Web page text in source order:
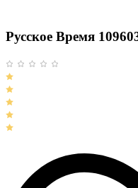
Русское Время